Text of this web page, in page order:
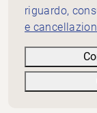
Informazioni
Conoscenze
Servizi
Physioswiss: chi
riguardo,
e